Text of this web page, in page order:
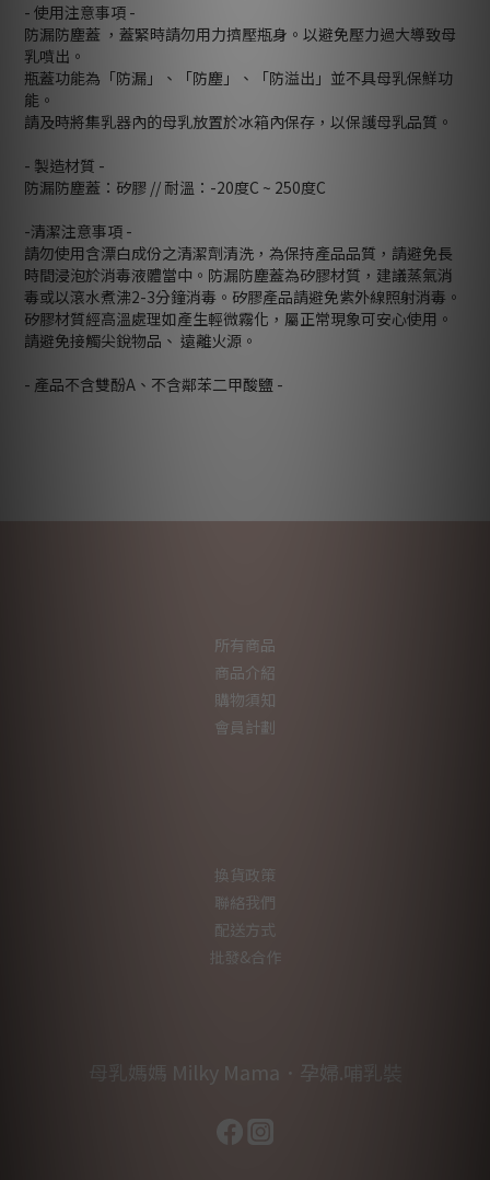
- 使用注意事項 -
防漏防塵蓋 ，蓋緊時請勿用力擠壓瓶身。以避免壓力過大導致母
乳噴出。
瓶蓋功能為「防漏」、「防塵」、「防溢出」並不具母乳保鮮功
能。
請及時將集乳器內的母乳放置於冰箱內保存，以保護母乳品質。
- 製造材質 -
防漏防塵蓋：矽膠 // 耐溫：-20度C ~ 250度C
-清潔注意事項 -
請勿使用含漂白成份之清潔劑清洗，為保持產品品質，請避免長
時間浸泡於消毒液體當中。防漏防塵蓋為矽膠材質，建議蒸氣消
毒或以滾水煮沸2-3分鐘消毒。矽膠產品請避免紫外線照射消毒。
矽膠材質經高溫處理如產生輕微霧化，屬正常現象可安心使用。
請避免接觸尖銳物品、 遠離火源。
- 產品不含雙酚A、不含鄰苯二甲酸鹽 -
所有商品
商品介紹
購物須知
會員計劃
換貨政策
聯絡我們
配送方式
批發&合作
母乳媽媽 Milky Mama．孕婦.哺乳裝